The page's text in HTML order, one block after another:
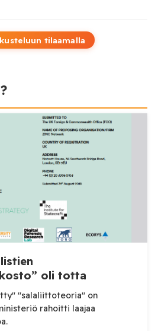
tilaamalla
oli totta
"salaliittoteoria" on
rahoitti laajaa